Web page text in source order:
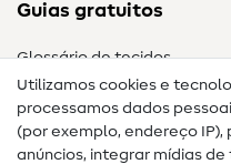
Guias gratuitos
Glossário de tecidos
Guias de costura
Utilizamos cookies e
processamos dados
(por exemplo, endereço
anúncios, integrar mídias